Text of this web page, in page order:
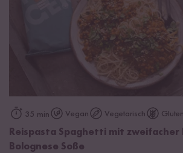
35 min Vegan Vegetarisch
Reispasta Spaghetti mit zweifacher
Bolognese Soße